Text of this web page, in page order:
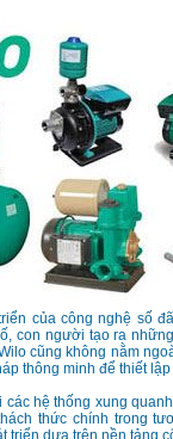
của công nghệ số
con người tạo ra
cũng không nằm
thông minh để thiết
hệ thống xung
thức chính trong
triển dựa trên nền tảng